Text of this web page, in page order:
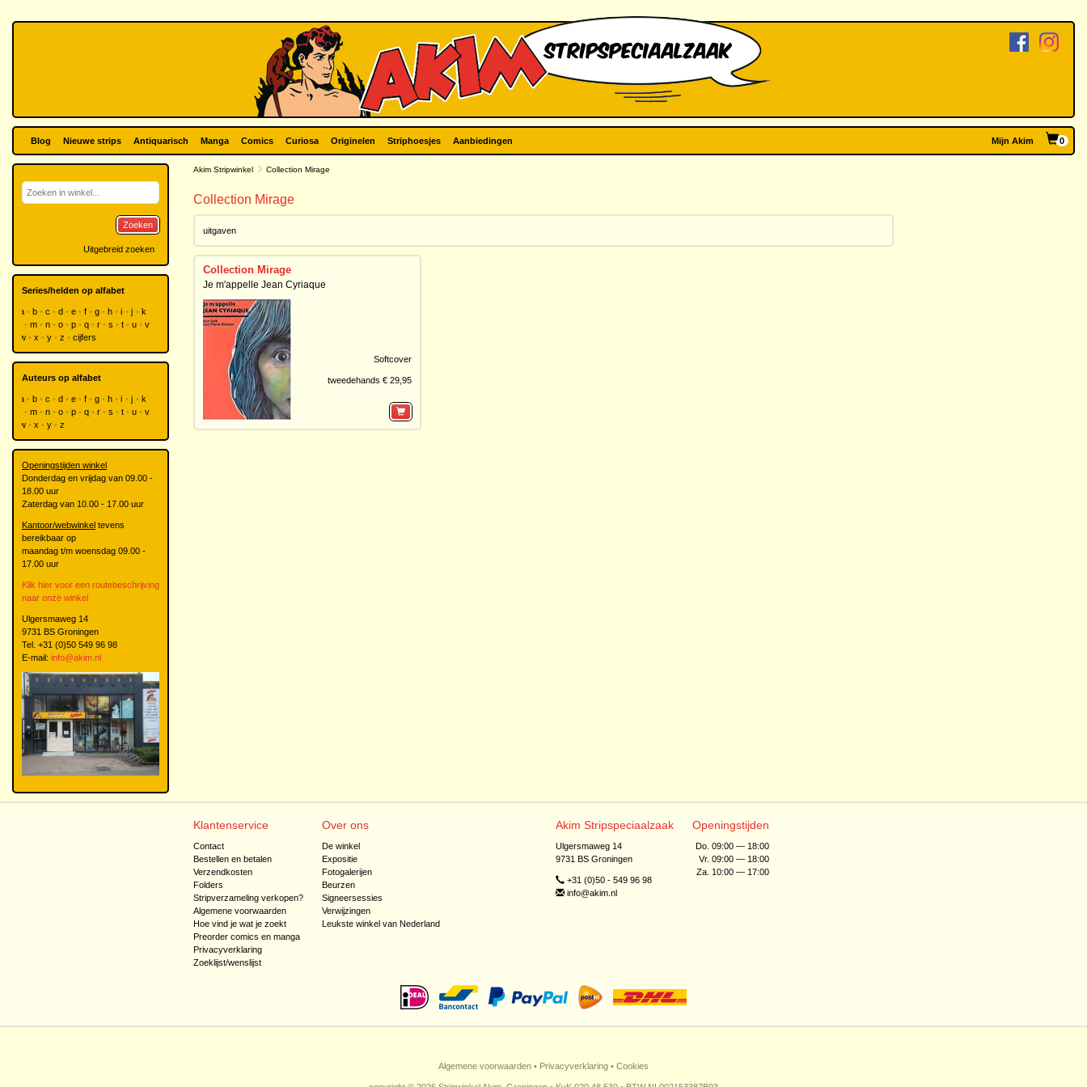
Blog Nieuwe strips Antiquarisch Manga Comics Curiosa Originelen Striphoesjes Aanbiedingen Mijn Akim 0
Akim Stripwinkel Collection Mirage
Collection Mirage
uitgaven
Collection Mirage
Je m'appelle Jean Cyriaque
Softcover
tweedehands € 29,95
Zoeken
Uitgebreid zoeken
Series/helden op alfabet
a b c d e f g h i j
k
m n o p q r s t u
v
w
x y z cijfers
Auteurs op alfabet
a b c d e f g h i j
k
m n o p q r s t u
v
w
x y z
Openingstijden winkel
Donderdag en vrijdag van 09.00 -
18.00 uur
Zaterdag van 10.00 - 17.00 uur
Kantoor/webwinkel tevens
bereikbaar op
maandag t/m woensdag 09.00 -
17.00 uur
Klik hier voor een routebeschrijving
naar onze winkel
Ulgersmaweg 14
9731 BS Groningen
Tel. +31 (0)50 549 96 98
E-mail: info@akim.nl
Klantenservice
Contact
Bestellen en betalen
Verzendkosten
Folders
Stripverzameling verkopen?
Algemene voorwaarden
Hoe vind je wat je zoekt
Preorder comics en manga
Privacyverklaring
Zoeklijst/wenslijst
Over ons
De winkel
Expositie
Fotogalerijen
Beurzen
Signeersessies
Verwijzingen
Leukste winkel van Nederland
Akim Stripspeciaalzaak
Ulgersmaweg 14
9731 BS Groningen
+31 (0)50 - 549 96 98
info@akim.nl
Openingstijden
Do. 09:00 — 18:00
Vr. 09:00 — 18:00
Za. 10:00 — 17:00
Algemene voorwaarden • Privacyverklaring • Cookies